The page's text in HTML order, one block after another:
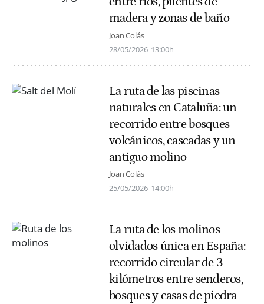
madera y zonas de baño
Joan Colás
28/05/2026 13:00h
La ruta de las piscinas
naturales en Cataluña: un
recorrido entre bosques
volcánicos, cascadas y un
antiguo molino
Joan Colás
25/05/2026 14:00h
La ruta de los molinos
olvidados única en España:
recorrido circular de 3
kilómetros entre senderos,
bosques y casas de piedra